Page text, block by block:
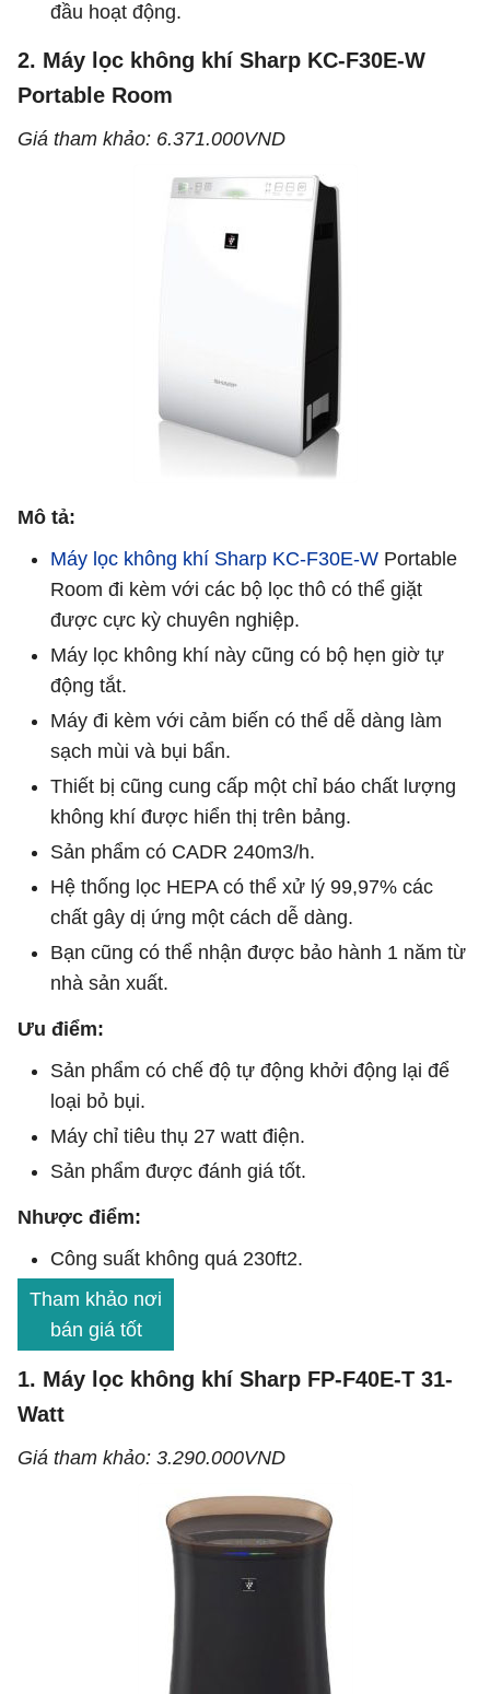
đầu hoạt động.
2. Máy lọc không khí Sharp KC-F30E-W
Portable Room
Giá tham khảo: 6.371.000VND
Mô tả:
Máy lọc không khí Sharp KC-F30E-W Portable
Room đi kèm với các bộ lọc thô có thể giặt
được cực kỳ chuyên nghiệp.
Máy lọc không khí này cũng có bộ hẹn giờ tự
động tắt.
Máy đi kèm với cảm biến có thể dễ dàng làm
sạch mùi và bụi bẩn.
Thiết bị cũng cung cấp một chỉ báo chất lượng
không khí được hiển thị trên bảng.
Sản phẩm có CADR 240m3/h.
Hệ thống lọc HEPA có thể xử lý 99,97% các
chất gây dị ứng một cách dễ dàng.
Bạn cũng có thể nhận được bảo hành 1 năm từ
nhà sản xuất.
Ưu điểm:
Sản phẩm có chế độ tự động khởi động lại để
loại bỏ bụi.
Máy chỉ tiêu thụ 27 watt điện.
Sản phẩm được đánh giá tốt.
Nhược điểm:
Công suất không quá 230ft2.
Tham khảo nơi
bán giá tốt
1. Máy lọc không khí Sharp FP-F40E-T 31-
Watt
Giá tham khảo: 3.290.000VND